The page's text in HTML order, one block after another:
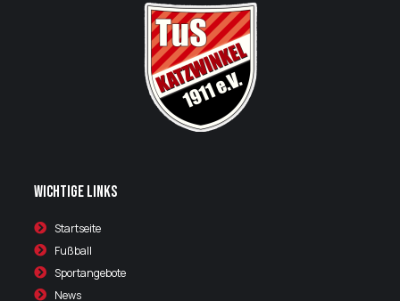
Wichtige Links
Startseite
Fußball
Sportangebote
News